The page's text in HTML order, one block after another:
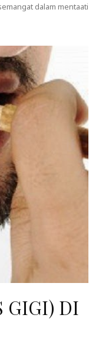
dalam mentaati
GIGI) DI